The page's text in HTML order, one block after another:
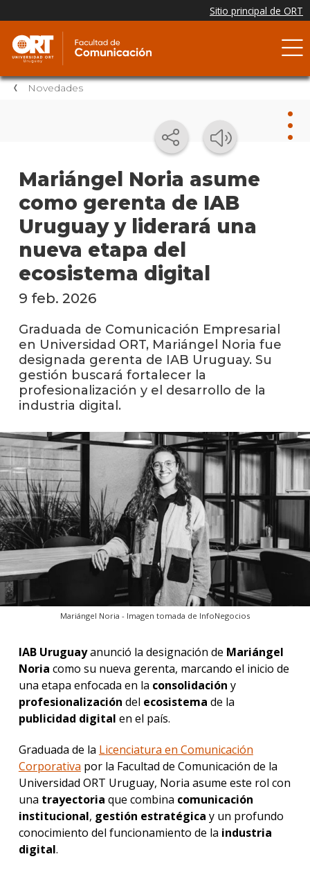
Novedades
Mariángel Noria asume
como gerenta de IAB
Uruguay y liderará una
nueva etapa del
ecosistema digital
Blog
9 feb. 2026
Graduada de Comunicación Empresarial
en Universidad ORT, Mariángel Noria fue
designada gerenta de IAB Uruguay. Su
gestión buscará fortalecer la
profesionalización y el desarrollo de la
industria digital.
Mariángel Noria - Imagen tomada de InfoNegocios
IAB Uruguayanunció la designación de Mariángel
Noria como su nueva gerenta, marcando el inicio de
una etapa enfocada en la consolidación y
profesionalización del ecosistema de la
publicidad digital en el país.
Graduada de la Licenciatura en Comunicación
Corporativa por la Facultad de Comunicación de la
Universidad ORT Uruguay, Noria asume este rol con
una trayectoria que combina comunicación
institucional, gestión estratégica y un profundo
conocimiento del funcionamiento de la industria
digital.